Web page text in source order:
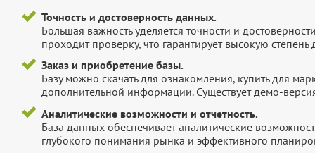
Точность и достоверность данных.
Большая важность уделяется точности и
проходит проверку, что гарантирует высокую
Заказ и приобретение базы.
Базу можно скачать для ознакомления, купить для
дополнительной информации. Существует демо-
Аналитические возможности и отчетность.
База данных обеспечивает аналитические
глубокого понимания рынка и эффективного